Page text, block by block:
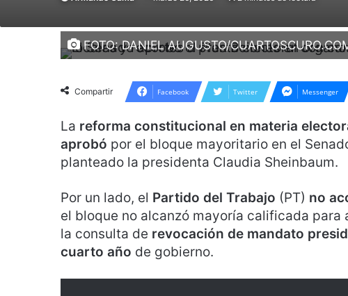
FOTO: DANIEL AUGUSTO/
Compartir Facebook Twitter Messenger
La reforma constitucional en materia
aprobó por el bloque mayoritario en el
planteado la presidenta Claudia Sheinbaum.
Por un lado, el Partido del Trabajo (PT) no
el bloque no alcanzó mayoría calificada
la consulta de revocación de mandato
cuarto año de gobierno.